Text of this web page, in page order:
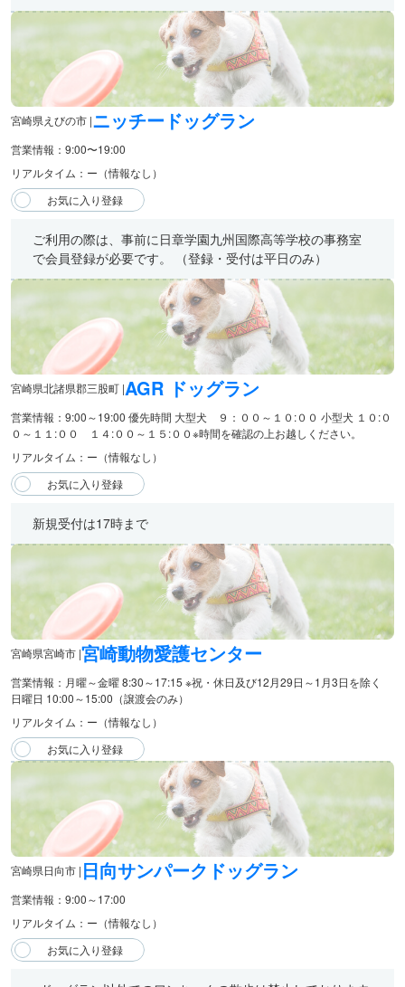
宮崎県えびの市 |ニッチードッグラン
営業情報：9:00〜19:00
リアルタイム：ー（情報なし）
ご利用の際は、事前に日章学園九州国際高等学校の事務室
で会員登録が必要です。 （登録・受付は平日のみ）
宮崎県北諸県郡三股町 |AGR ドッグラン
営業情報：9:00～19:00 優先時間 大型犬 ９：００～１０:００ 小型犬 １０:０
０～１１:００ １４:００～１５:００ ​※時間を確認の上お越しください。
リアルタイム：ー（情報なし）
新規受付は17時まで
宮崎県宮崎市 |宮崎動物愛護センター
営業情報：月曜～金曜 8:30～17:15 ※祝・休日及び12月29日～1月3日を除く
日曜日 10:00～15:00（譲渡会のみ）
リアルタイム：ー（情報なし）
宮崎県日向市 | 日向サンパークドッグラン
営業情報：9:00～17:00
リアルタイム：ー（情報なし）